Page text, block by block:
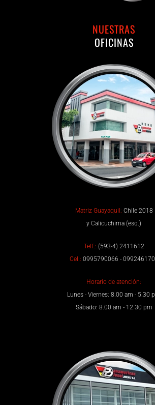
NUESTRAS
OFICINAS
Matriz Guayaquil: Chile 2018
y Calicuchima (esq.)
Telf.: (593-4) 2411612
Cel.: 0995790066 -
Horario de atención:
Lunes - Viernes: 8.00 am - 5.30
Sábado: 8.00 am - 12.30 pm